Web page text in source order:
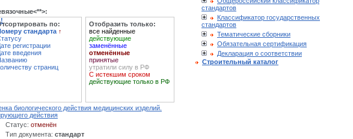
по:
стандарта ↑
регистрации
введения
страниц
Отобразить только:
все найденные
действующие
заменённые
отменённые
принятые
утратили силу в РФ
С истекшим сроком
действующие только в РФ
биологического действия медицинских изделий.
действия
Статус: отменён
Тип документа: стандарт
стандартов
Классификатор государственных
стандартов
Тематические сборники
Обязательная сертификация
Декларация о соответствии
Строительный каталог